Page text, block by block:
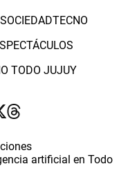
SOCIEDADTECNO
TODO JUJUY
artificial en Todo